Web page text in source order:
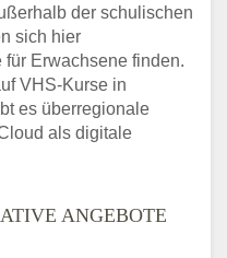
der schulischen
sich hier
Erwachsene finden.
VHS-Kurse in
es überregionale
als digitale
ANGEBOTE